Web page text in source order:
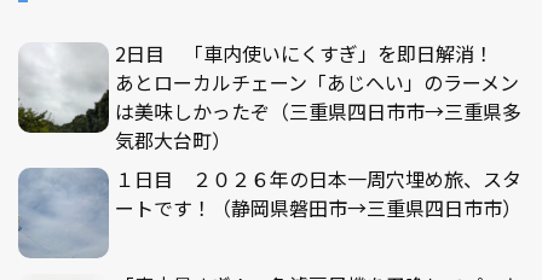
2日目 「車内使いにくすぎ」を即日解消！
あとローカルチェーン「あじへい」のラーメン
は美味しかったぞ（三重県四日市市→三重県多
気郡大台町）
１日目 ２０２６年の日本一周穴埋め旅、スタ
ートです！（静岡県磐田市→三重県四日市市）